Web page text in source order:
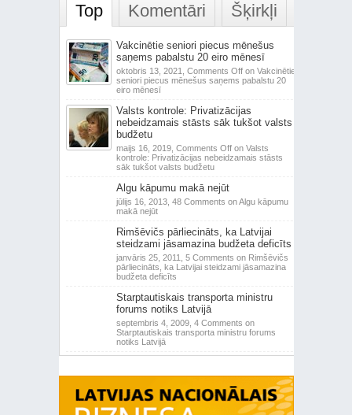
Top Komentāri Šķirkļi
Vakcinētie seniori piecus mēnešus
saņems pabalstu 20 eiro mēnesī
oktobris 13, 2021, Comments Offon Vakcinētie
seniori piecus mēnešus saņems pabalstu 20
eiro mēnesī
Valsts kontrole: Privatizācijas
nebeidzamais stāsts sāk tukšot valsts
budžetu
maijs 16, 2019, Comments Offon Valsts
kontrole: Privatizācijas nebeidzamais stāsts
sāk tukšot valsts budžetu
Algu kāpumu makā nejūt
jūlijs 16, 2013, 48 Comments on Algu kāpumu
makā nejūt
Rimšēvičs pārliecināts, ka Latvijai
steidzami jāsamazina budžeta deficīts
janvāris 25, 2011, 5 Comments on Rimšēvičs
pārliecināts, ka Latvijai steidzami jāsamazina
budžeta deficīts
Starptautiskais transporta ministru
forums notiks Latvijā
septembris 4, 2009, 4 Comments on
Starptautiskais transporta ministru forums
notiks Latvijā